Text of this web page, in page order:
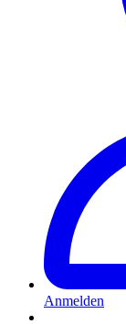
Anmelden